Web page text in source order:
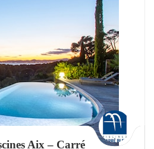
Aix – Carré